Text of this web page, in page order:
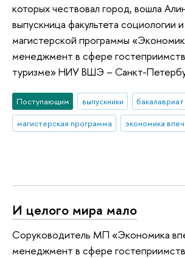
которых чествовал город, вошла
выпускница факультета социологии
магистерской программы
менеджмент в сфере
туризме» НИУ ВШЭ – Санкт-
Поступающим выпускники бакалавриат
магистерская программа
экономика
И целого мира мало
Соруководитель МП «Экономика
менеджмент в сфере